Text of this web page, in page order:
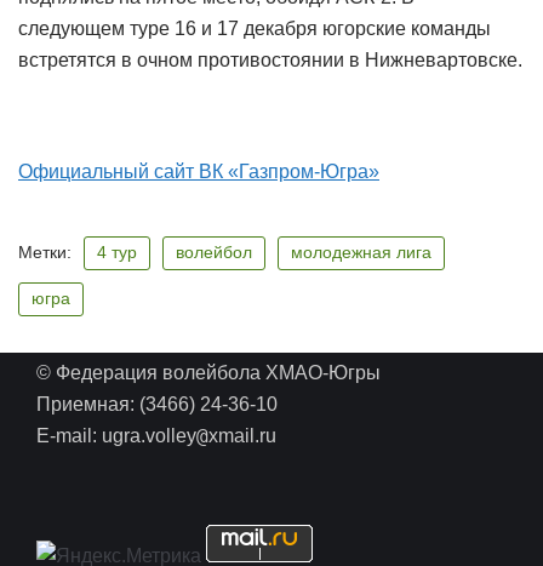
следующем туре 16 и 17 декабря югорские команды
встретятся в очном противостоянии в Нижневартовске.
Официальный сайт ВК «Газпром-Югра»
Метки: 4 тур волейбол молодежная лига
югра
© Федерация волейбола ХМАО-Югры
Приемная: (3466) 24-36-10
E-mail: ugra.volley@xmail.ru